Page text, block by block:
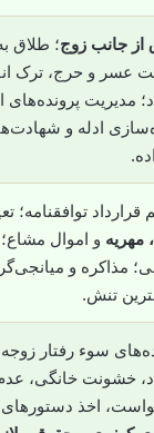
از جانب زوج؛ طلاق
عسر و حرج، ترک
مدیریت
ادله و
قرارداد توافقنامه؛
مهریه و اموال
مذاکره و
تنش.
سوء رفتار
خشونت خانگی،
اخذ